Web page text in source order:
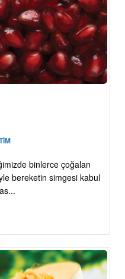
binlerce çoğalan
bereketin simgesi kabul